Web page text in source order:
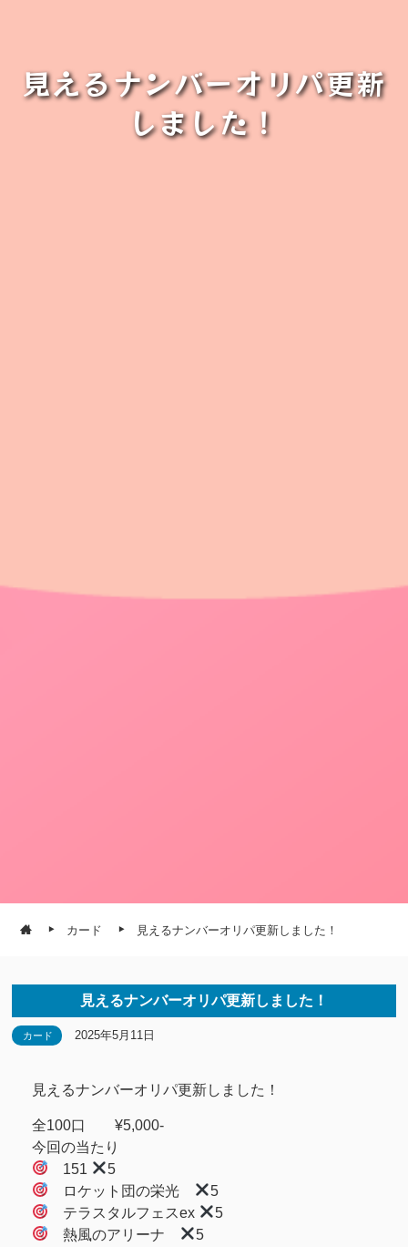
見えるナンバーオリパ更新
しました！
カード 見えるナンバーオリパ更新しました！
見えるナンバーオリパ更新しました！
カード 2025年5月11日
見えるナンバーオリパ更新しました！
全100口 ¥5,000-
今回の当たり
151
5
ロケット団の栄光
5
テラスタルフェスex
5
熱風のアリーナ
5